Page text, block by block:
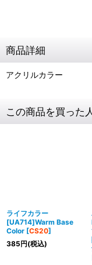
商品詳細
アクリルカラー
この商品を買った
ライフカラー
[UA714]Warm Base
Color [CS20]
385円(税込)